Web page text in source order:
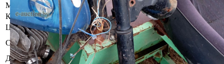
Модель
3
Коробка передач
Механическая
Цвет
Синий
Состояние
Бывшее в употреблении. Комплектность и
работоспособность не проверялась.
Должник
Блещик Кирилл Владимирович